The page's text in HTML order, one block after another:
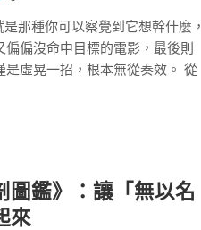
那種你可以察覺到它想幹什麼，
偏沒命中目標的電影，最後則
虛晃一招，根本無從奏效。 從
圖鑑》：讓「無以名
來